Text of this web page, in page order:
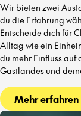
Wir bieten zwei
du die Erfahrung
Entscheide dich für
Alltag wie ein
du mehr Einfluss
Gastlandes und
Mehr erfahren